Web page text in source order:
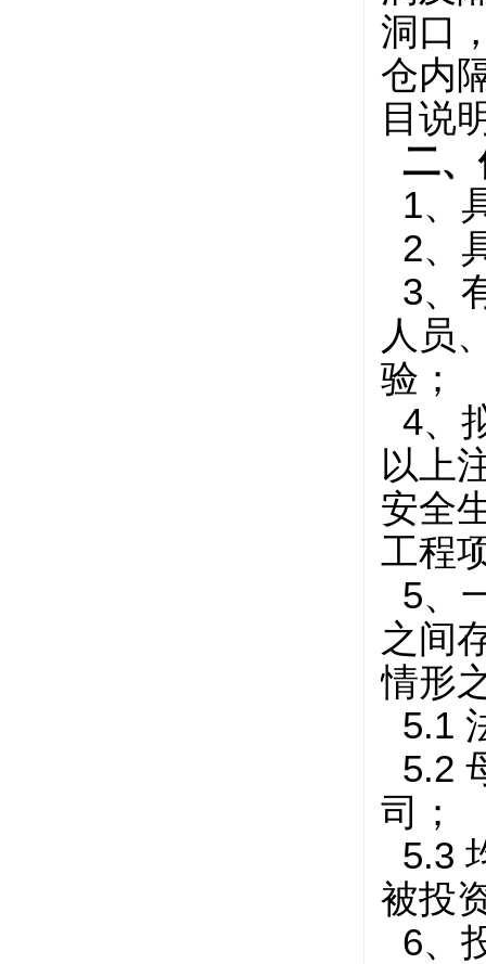
洞口
仓内
目说
二
1、
2、
3、
人员
验；
4、
以上
安全
工程
5、
之间
情形
5.1
5.2
司；
5.3
被投
6、